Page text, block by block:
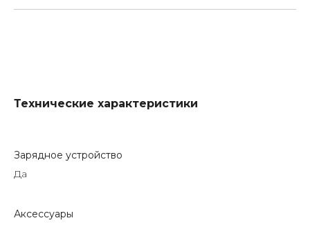
Технические характеристики
Зарядное устройство
Да
Аксессуары